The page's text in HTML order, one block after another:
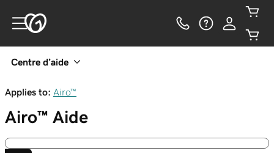
Centre d’aide
Applies to: Airo™
Airo™ Aide